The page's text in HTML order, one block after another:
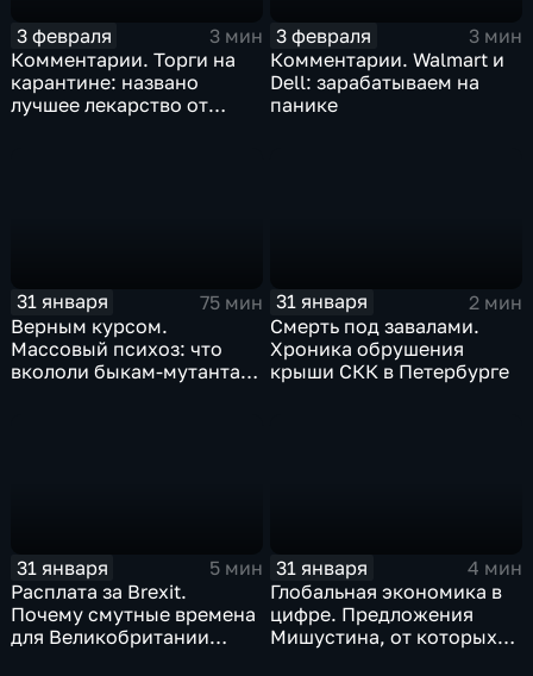
3 февраля
3 мин
Комментарии. Торги на
карантине: названо
лучшее лекарство от
3 февраля
3 мин
Комментарии. Walmart и
Dell: зарабатываем на
панике
31 января
75 мин
Верным курсом.
Массовый психоз: что
вкололи быкам-мутантам,
31 января
2 мин
Смерть под завалами.
Хроника обрушения
крыши СКК в Петербурге
31 января
5 мин
Расплата за Brexit.
Почему смутные времена
для Великобритании
31 января
4 мин
Глобальная экономика в
цифре. Предложения
Мишустина, от которых